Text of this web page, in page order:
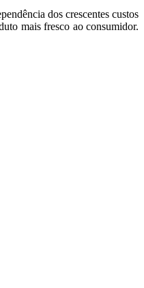
dos crescentes custos
mais fresco ao consumidor.